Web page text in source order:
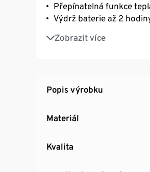
Přepínatelná funkce
Výdrž baterie až 2
Zobrazit více
Vhodný také pro použití
Ovládání bez použití
Popis výrobku
Materiál
Kvalita